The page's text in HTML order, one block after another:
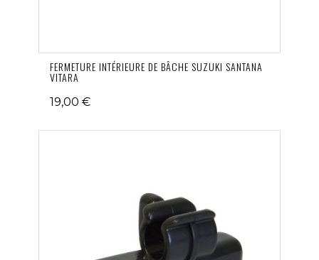
FERMETURE INTÉRIEURE DE BÂCHE SUZUKI SANTANA
VITARA
19,00 €